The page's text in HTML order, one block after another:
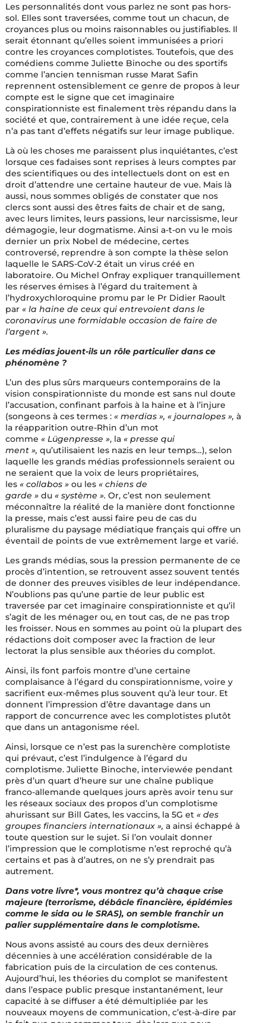
Les personnalités dont vous parlez ne sont pas hors-
sol. Elles sont traversées, comme tout un chacun, de
croyances plus ou moins raisonnables ou justifiables. Il
serait étonnant qu’elles soient immunisées a priori
contre les croyances complotistes. Toutefois, que des
comédiens comme Juliette Binoche ou des sportifs
comme l’ancien tennisman russe Marat Safin
reprennent ostensiblement ce genre de propos à leur
compte est le signe que cet imaginaire
conspirationniste est finalement très répandu dans la
société et que, contrairement à une idée reçue, cela
n’a pas tant d’effets négatifs sur leur image publique.
Là où les choses me paraissent plus inquiétantes, c’est
lorsque ces fadaises sont reprises à leurs comptes par
des scientifiques ou des intellectuels dont on est en
droit d’attendre une certaine hauteur de vue. Mais là
aussi, nous sommes obligés de constater que nos
clercs sont aussi des êtres faits de chair et de sang,
avec leurs limites, leurs passions, leur narcissisme, leur
démagogie, leur dogmatisme. Ainsi a-t-on vu le mois
dernier un prix Nobel de médecine, certes
controversé, reprendre à son compte la thèse selon
laquelle le SARS-CoV-2 était un virus créé en
laboratoire. Ou Michel Onfray expliquer tranquillement
les réserves émises à l’égard du traitement à
l’hydroxychloroquine promu par le Pr Didier Raoult
par « la haine de ceux qui entrevoient dans le
coronavirus une formidable occasion de faire de
l’argent ».
Les médias jouent-ils un rôle particulier dans ce
phénomène ?
L’un des plus sûrs marqueurs contemporains de la
vision conspirationniste du monde est sans nul doute
l’accusation, confinant parfois à la haine et à l’injure
(songeons à ces termes : « merdias », « journalopes », à
la réapparition outre-Rhin d’un mot
comme « Lügenpresse », la « presse qui
ment », qu’utilisaient les nazis en leur temps…), selon
laquelle les grands médias professionnels seraient ou
ne seraient que la voix de leurs propriétaires,
les « collabos »ou les « chiens de
garde »du « système ». Or, c’est non seulement
méconnaître la réalité de la manière dont fonctionne
la presse, mais c’est aussi faire peu de cas du
pluralisme du paysage médiatique français qui offre un
éventail de points de vue extrêmement large et varié.
Les grands médias, sous la pression permanente de ce
procès d’intention, se retrouvent assez souvent tentés
de donner des preuves visibles de leur indépendance.
N’oublions pas qu’une partie de leur public est
traversée par cet imaginaire conspirationniste et qu’il
s’agit de les ménager ou, en tout cas, de ne pas trop
les froisser. Nous en sommes au point où la plupart des
rédactions doit composer avec la fraction de leur
lectorat la plus sensible aux théories du complot.
Ainsi, ils font parfois montre d’une certaine
complaisance à l’égard du conspirationnisme, voire y
sacrifient eux-mêmes plus souvent qu’à leur tour. Et
donnent l’impression d’être davantage dans un
rapport de concurrence avec les complotistes plutôt
que dans un antagonisme réel.
Ainsi, lorsque ce n’est pas la surenchère complotiste
qui prévaut, c’est l’indulgence à l’égard du
complotisme. Juliette Binoche, interviewée pendant
près d’un quart d’heure sur une chaîne publique
franco-allemande quelques jours après avoir tenu sur
les réseaux sociaux des propos d’un complotisme
ahurissant sur Bill Gates, les vaccins, la 5G et« des
groupes financiers internationaux », a ainsi échappé à
toute question sur le sujet. Si l’on voulait donner
l’impression que le complotisme n’est reproché qu’à
certains et pas à d’autres, on ne s’y prendrait pas
autrement.
Dans votre livre*, vous montrez qu’à chaque crise
majeure (terrorisme, débâcle financière, épidémies
comme le sida ou le SRAS), on semble franchir un
palier supplémentaire dans le complotisme.
Nous avons assisté au cours des deux dernières
décennies à une accélération considérable de la
fabrication puis de la circulation de ces contenus.
Aujourd’hui, les théories du complot se manifestent
dans l’espace public presque instantanément, leur
capacité à se diffuser a été démultipliée par les
nouveaux moyens de communication, c’est-à-dire par